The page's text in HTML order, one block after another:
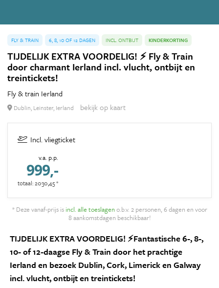
FLY & TRAIN 6, 8, 10 OF 12 DAGEN INCL. ONTBIJT KINDERKORTING
TIJDELIJK EXTRA VOORDELIG! ⚡ Fly & Train
door charmant Ierland incl. vlucht, ontbijt en
treintickets!
Fly & train Ierland
Dublin, Leinster, Ierland bekijk op kaart
Incl. vliegticket
v.a. p.p.
999,-
totaal: 2030,45 *
* Deze vanaf-prijs is incl. alle toeslagen o.b.v. 2 personen, 6 dagen en voor
8 aankomstdagen beschikbaar!
TIJDELIJK EXTRA VOORDELIG! ⚡Fantastische 6-, 8-,
10- of 12-daagse Fly & Train door het prachtige
Ierland en bezoek Dublin, Cork, Limerick en Galway
incl. vlucht, ontbijt en treintickets!